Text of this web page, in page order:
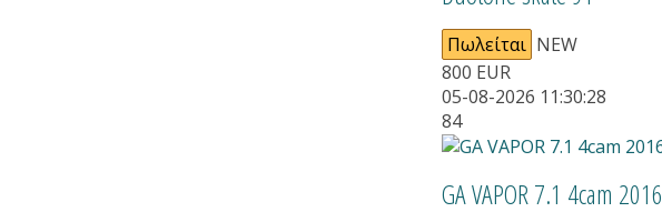
Πωλείται NEW
800 EUR
05-08-2026 11:30:28
84
GA VAPOR 7.1 4cam 2016